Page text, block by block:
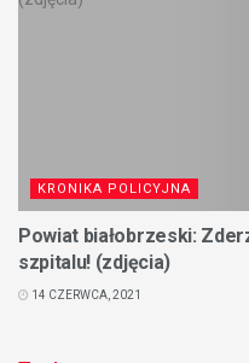
KRONIKA POLICYJNA
Powiat białobrzeski:
szpitalu! (zdjęcia)
14 CZERWCA, 2021